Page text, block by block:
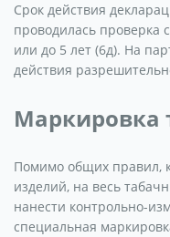
Срок действия
проводилась проверка
или до 5 лет (6д). На
действия
Маркировка
Помимо общих правил,
изделий, на весь
нанести контрольно-
специальная